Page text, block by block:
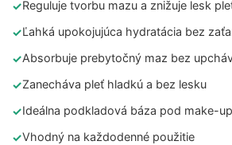
Reguluje tvorbu mazu a znižuje lesk
Ľahká upokojujúca hydratácia bez
Absorbuje prebytočný maz bez
Zanecháva pleť hladkú a bez lesku
Ideálna podkladová báza pod make-up
Vhodný na každodenné použitie